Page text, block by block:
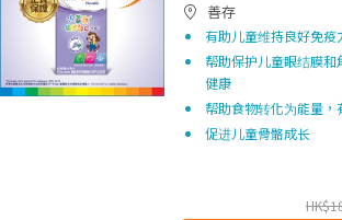
善存
有助儿童维持良好免疫
帮助保护儿童眼结膜
健康
帮助食物转化为能量，
促进儿童骨骼成长
HK$